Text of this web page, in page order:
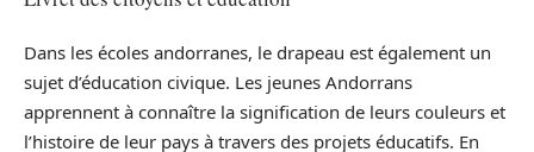
Dans les écoles andorranes, le drapeau est également un
sujet d’éducation civique. Les jeunes Andorrans
apprennent à connaître la signification de leurs couleurs et
l’histoire de leur pays à travers des projets éducatifs. En